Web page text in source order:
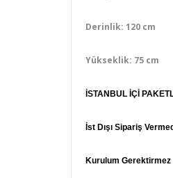
Derinlik: 120 cm
Yükseklik: 75 cm
İSTANBUL İÇİ
İst Dışı Sipariş
Kurulum Gerektirmez